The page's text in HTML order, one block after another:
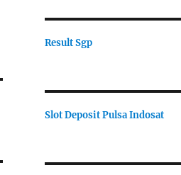
Result Sgp
Slot Deposit Pulsa Indosat